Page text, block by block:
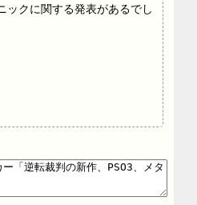
ックに関する発表があるでし